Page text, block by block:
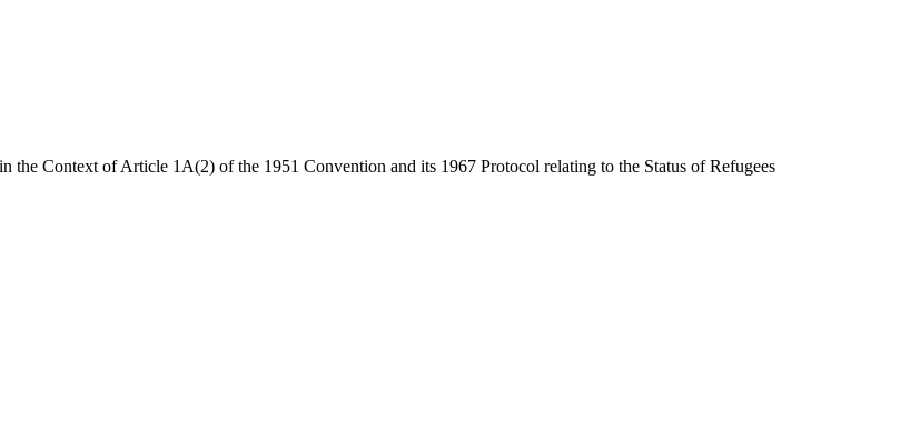
the Context of Article 1A(2) of the 1951 Convention and its 1967 Protocol relating to the Status of Refugees